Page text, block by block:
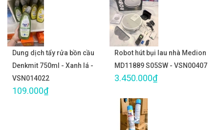
Dung dịch tẩy rửa bồn cầu
Denkmit 750ml - Xanh lá -
VSN014022
109.000₫
Robot hút bụi lau nhà Medion
MD11889 S05SW - VSN00407
3.450.000₫